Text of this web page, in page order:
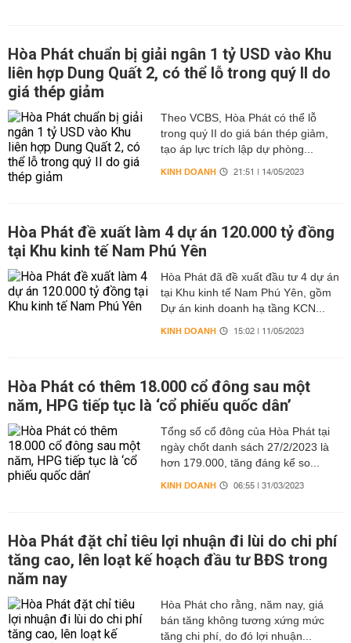
Hòa Phát chuẩn bị giải ngân 1 tỷ USD vào Khu
liên hợp Dung Quất 2, có thể lỗ trong quý II do
giá thép giảm
Theo VCBS, Hòa Phát có thể lỗ
trong quý II do giá bán thép giảm,
tạo áp lực trích lập dự phòng...
KINH DOANH 21:51 | 14/05/2023
Hòa Phát đề xuất làm 4 dự án 120.000 tỷ đồng
tại Khu kinh tế Nam Phú Yên
Hòa Phát đã đề xuất đầu tư 4 dự án
tại Khu kinh tế Nam Phú Yên, gồm
Dự án kinh doanh hạ tầng KCN...
KINH DOANH 15:02 | 11/05/2023
Hòa Phát có thêm 18.000 cổ đông sau một
năm, HPG tiếp tục là ‘cổ phiếu quốc dân’
Tổng số cổ đông của Hòa Phát tại
ngày chốt danh sách 27/2/2023 là
hơn 179.000, tăng đáng kể so...
KINH DOANH 06:55 | 31/03/2023
Hòa Phát đặt chỉ tiêu lợi nhuận đi lùi do chi phí
tăng cao, lên loạt kế hoạch đầu tư BĐS trong
năm nay
Hòa Phát cho rằng, năm nay, giá
bán tăng không tương xứng mức
tăng chi phí, do đó lợi nhuận...